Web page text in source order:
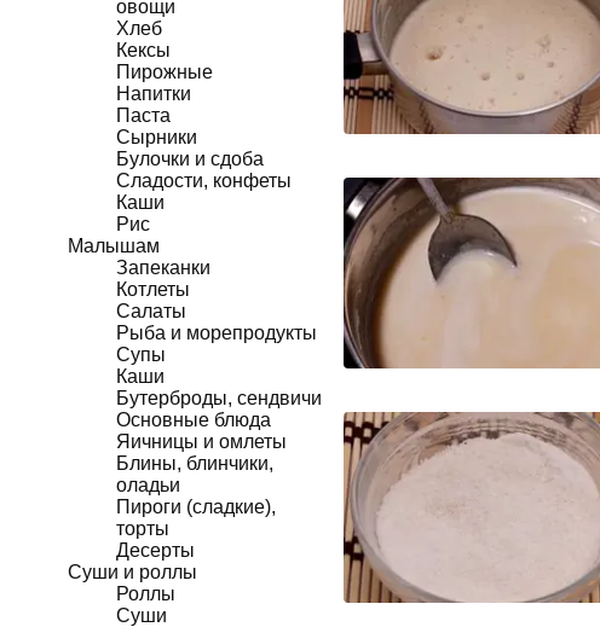
овощи
Хлеб
Кексы
Пирожные
Напитки
Паста
Сырники
Булочки и сдоба
Сладости, конфеты
Каши
Рис
Малышам
Запеканки
Котлеты
Салаты
Рыба и морепродукты
Супы
Каши
Бутерброды, сендвичи
Основные блюда
Яичницы и омлеты
Блины, блинчики,
оладьи
Пироги (сладкие),
торты
Десерты
Суши и роллы
Роллы
Суши